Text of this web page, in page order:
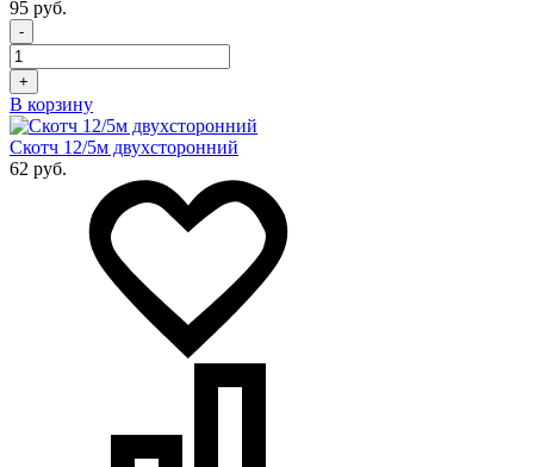
95 руб.
-
+
В корзину
Скотч 12/5м двухсторонний
62 руб.